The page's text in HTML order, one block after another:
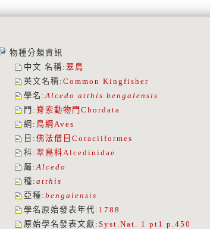
物種分類資訊
中文 名稱 : 翠鳥
英文名稱 : Common Kingfisher
學名 :Alcedo atthis bengalensis
門 : 脊索動物門 Chordata
綱 : 鳥綱 Aves
目 : 佛法僧目 Coraciiformes
科 : 翠鳥科Alcedinidae
屬 :Alcedo
種 : atthis
亞種 : bengalensis
學名原始發表年代 : 1788
原始學名發表文獻 : Syst.Nat. 1 pt1 p.450